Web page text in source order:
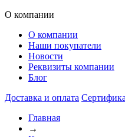
О компании
О компании
Наши покупатели
Новости
Реквизиты компании
Блог
Доставка и оплата
Главная
→